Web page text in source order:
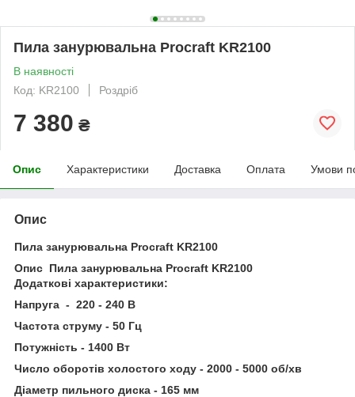
Пила занурювальна Procraft KR2100
В наявності
Код: KR2100
Роздріб
7 380 ₴
Опис Характеристики Доставка Оплата Умови
Опис
Пила занурювальна Procraft KR2100
Опис Пила занурювальна Procraft KR2100
Додаткові характеристики:
Напруга - 220 - 240 В
Частота струму - 50 Гц
Потужність - 1400 Вт
Число оборотів холостого ходу - 2000 - 5000 об/хв
Діаметр пильного диска - 165 мм